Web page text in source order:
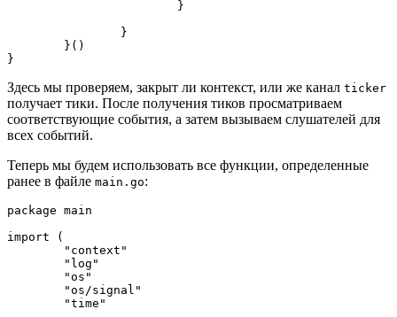
}
Здесь мы проверяем, закрыт ли контекст, или же канал ticker
получает тики. После получения тиков просматриваем
соответствующие события, а затем вызываем слушателей для
всех событий.
Теперь мы будем использовать все функции, определенные
ранее в файле main.go:
package main
import (